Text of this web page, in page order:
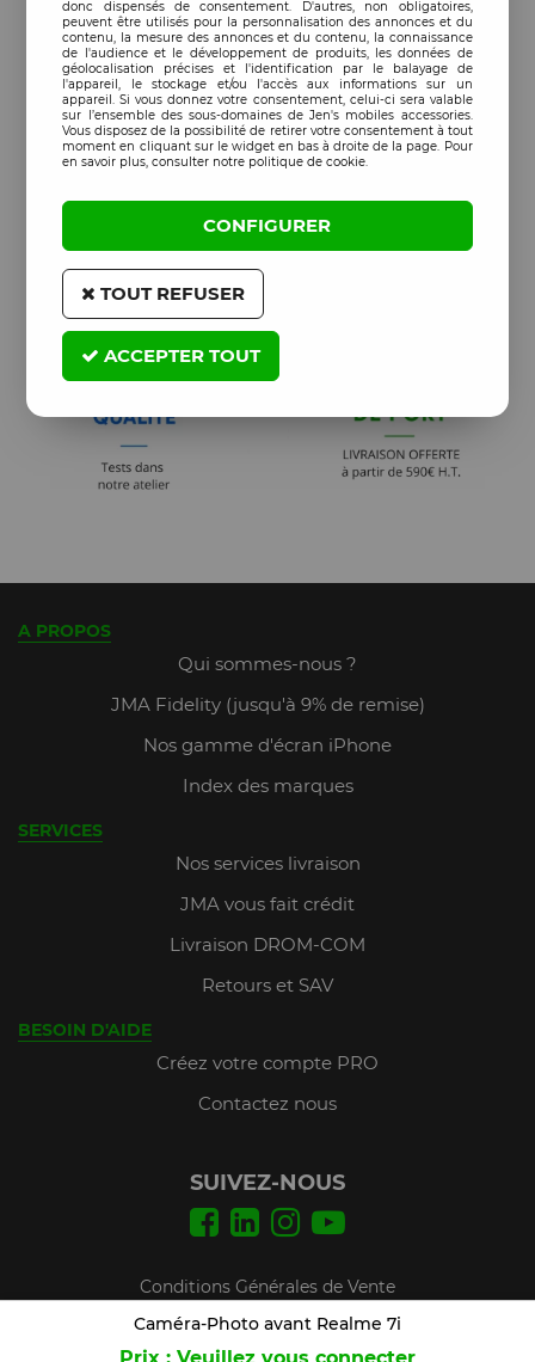
Caméra-Photo avant Realme 7i
A PROPOS
Qui sommes-nous ?
JMA Fidelity (jusqu'à 9% de remise)
Nos gamme d'écran iPhone
Index des marques
SERVICES
Nos services livraison
JMA vous fait crédit
Livraison DROM-COM
Retours et SAV
BESOIN D'AIDE
Créez votre compte PRO
Contactez nous
SUIVEZ-NOUS
Conditions Générales de Vente
Mentions légales
donc dispensés de consentement. D'autres, non obligatoires,
peuvent être utilisés pour la personnalisation des annonces et du
contenu, la mesure des annonces et du contenu, la connaissance
de l'audience et le développement de produits, les données de
géolocalisation précises et l'identification par le balayage de
l'appareil, le stockage et/ou l'accès aux informations sur un
appareil. Si vous donnez votre consentement, celui-ci sera valable
sur l’ensemble des sous-domaines de Jen's mobiles accessories.
Vous disposez de la possibilité de retirer votre consentement à tout
moment en cliquant sur le widget en bas à droite de la page. Pour
en savoir plus, consulter notre politique de cookie.
CONFIGURER
TOUT REFUSER
ACCEPTER TOUT